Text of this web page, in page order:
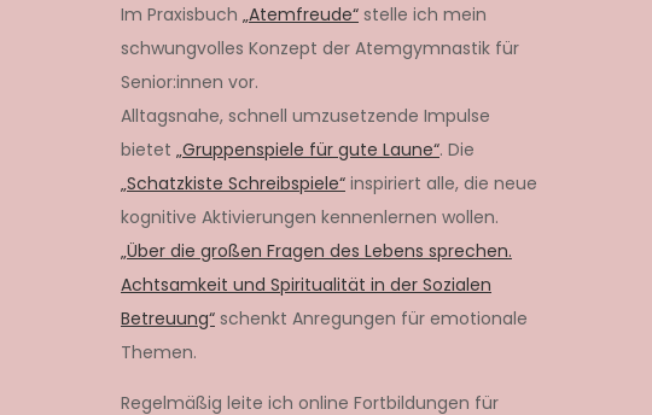
Im Praxisbuch „Atemfreude“ stelle ich mein
schwungvolles Konzept der Atemgymnastik für
Senior:innen vor.
Alltagsnahe, schnell umzusetzende Impulse
bietet „Gruppenspiele für gute Laune“. Die
„Schatzkiste Schreibspiele“ inspiriert alle, die neue
kognitive Aktivierungen kennenlernen wollen.
„Über die großen Fragen des Lebens sprechen.
Achtsamkeit und Spiritualität in der Sozialen
Betreuung“ schenkt Anregungen für emotionale
Themen.
Regelmäßig leite ich online Fortbildungen für